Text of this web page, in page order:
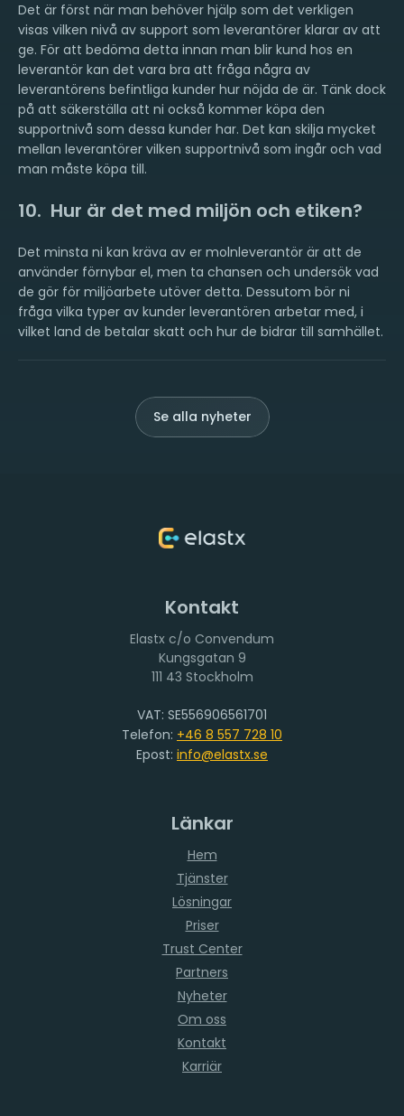
Det är först när man behöver hjälp som det verkligen
visas vilken nivå av support som leverantörer klarar av att
ge. För att bedöma detta innan man blir kund hos en
leverantör kan det vara bra att fråga några av
leverantörens befintliga kunder hur nöjda de är. Tänk dock
på att säkerställa att ni också kommer köpa den
supportnivå som dessa kunder har. Det kan skilja mycket
mellan leverantörer vilken supportnivå som ingår och vad
man måste köpa till.
10. Hur är det med miljön och etiken?
Det minsta ni kan kräva av er molnleverantör är att de
använder förnybar el, men ta chansen och undersök vad
de gör för miljöarbete utöver detta. Dessutom bör ni
fråga vilka typer av kunder leverantören arbetar med, i
vilket land de betalar skatt och hur de bidrar till samhället.
Se alla nyheter
Kontakt
Elastx c/o Convendum
111 43 Stockholm
VAT: SE556906561701
Telefon: +46 8 557 728 10
Epost: info@elastx.se
Länkar
Hem
Tjänster
Lösningar
Priser
Trust Center
Partners
Nyheter
Om oss
Kontakt
Karriär